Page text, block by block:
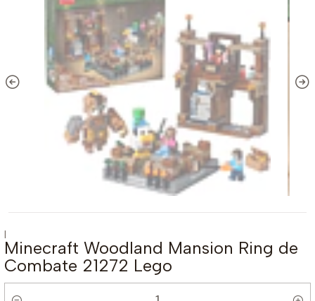
|
Minecraft Woodland Mansion Ring de
Combate 21272 Lego